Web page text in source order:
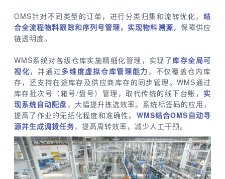
OMS针对不同类型的订单，进行分类归集和流转优化， 结
合全流程物料跟踪和序列号管理，实现物料溯源，保障供应
链透明度。
WMS系统对各级仓库实施精细化管理，实现了库存全局可
视化，并通过多维度虚拟仓库管理能力 ，不仅覆盖仓内库
存，还支持在途库存及供应商库存的同步管理。WMS通过
库存批次号（箱号/盘号）管理，取代传统的线下台账， 实
现系统自动配盘 ，大幅提升拣选效率。系统标签码的应用，
提高了作业的无纸化程度和准确性。 WMS结合OMS自动寻
源并生成调拨任务，提高周转效率，减少人工干预。